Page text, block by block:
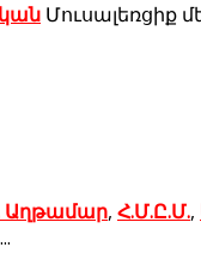
Մուսալեռցիք
Աղթամար, Հ.Մ.Ը.Մ.,